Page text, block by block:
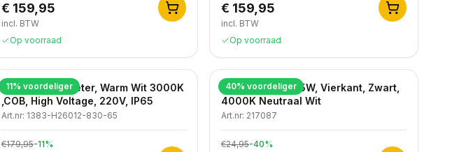
€ 159,95
incl. BTW
Op voorraad
€ 159,95
incl. BTW
Op voorraad
11% voordeliger
LED strip, 50 meter, Warm Wit 3000K
,COB, High Voltage, 220V, IP65
Art.nr: 1383-H26012-830-65
€179,95-11%
40% voordeliger
LED Wandlamp, 5W, Vierkant, Zwart,
4000K Neutraal Wit
Art.nr: 217087
€24,95-40%